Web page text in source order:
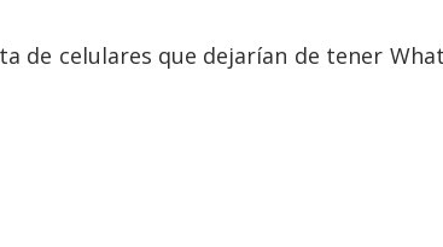
de celulares que dejarían de tener